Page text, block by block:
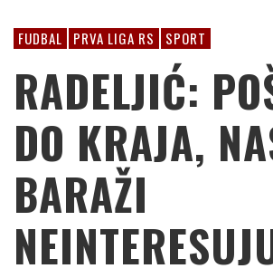
FUDBAL PRVA LIGA RS SPORT
RADELJIĆ:
DO KRAJA,
BARAŽI